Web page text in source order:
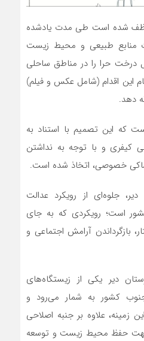
شده است طی مدت یادشده
منابع طبیعی و محیط زیست
۲۰۰ اصله نهال درخت حرا را در مناطق ساحلی
این اقدام (شامل عکس و فیلم)
دهد.
که این تصمیم با استناد به
کیفری و با توجه به نداشتن
خصوصی، اتخاذ شده است.
دیر، جلوه‌ای از رویکرد عدالت
است؛ رویکردی که به جای
بازگرداندن آرامش اجتماعی و
دیر یکی از زیستگاه‌های
کشور به شمار می‌رود و
زمینه، علاوه بر جنبه اصلاحی
جهت حفظ محیط زیست و توسعه